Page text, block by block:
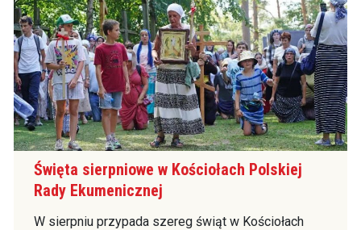
Święta sierpniowe w Kościołach Polskiej
Rady Ekumenicznej
W sierpniu przypada szereg świąt w Kościołach